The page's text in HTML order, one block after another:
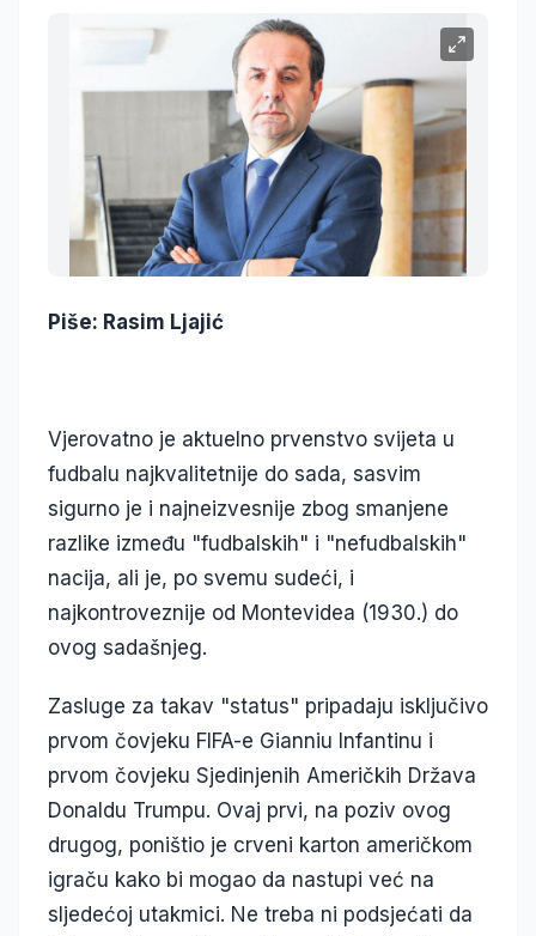
Piše: Rasim Ljajić
Vjerovatno je aktuelno prvenstvo svijeta u
fudbalu najkvalitetnije do sada, sasvim
sigurno je i najneizvesnije zbog smanjene
razlike između "fudbalskih" i "nefudbalskih"
nacija, ali je, po svemu sudeći, i
najkontroveznije od Montevidea (1930.) do
ovog sadašnjeg.
Zasluge za takav "status" pripadaju isključivo
prvom čovjeku FIFA-e Gianniu Infantinu i
prvom čovjeku Sjedinjenih Američkih Država
Donaldu Trumpu. Ovaj prvi, na poziv ovog
drugog, poništio je crveni karton američkom
igraču kako bi mogao da nastupi već na
sljedećoj utakmici. Ne treba ni podsjećati da